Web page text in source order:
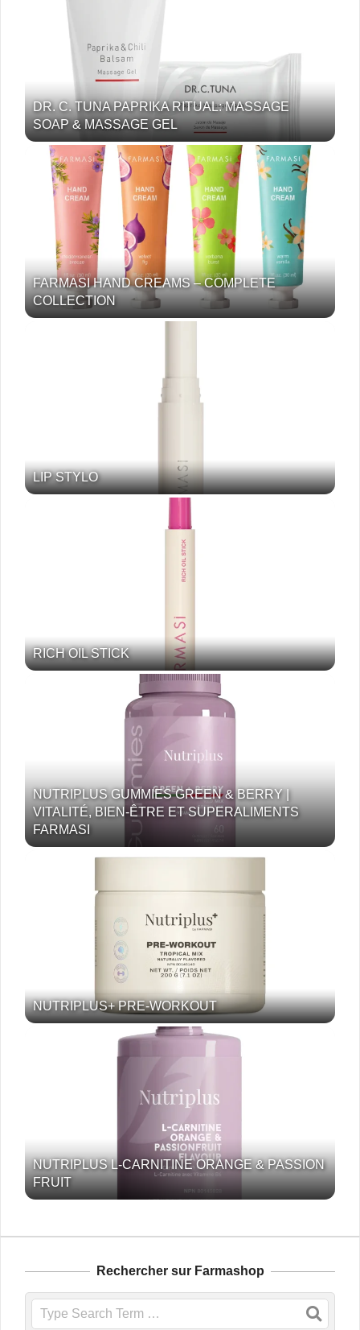
DR. C. TUNA PAPRIKA RITUAL: MASSAGE
SOAP & MASSAGE GEL
FARMASI HAND CREAMS – COMPLETE
COLLECTION
LIP STYLO
RICH OIL STICK
NUTRIPLUS GUMMIES GREEN & BERRY |
VITALITÉ, BIEN-ÊTRE ET SUPERALIMENTS
FARMASI
NUTRIPLUS+ PRE-WORKOUT
NUTRIPLUS L-CARNITINE ORANGE & PASSION
FRUIT
Rechercher sur Farmashop
Search